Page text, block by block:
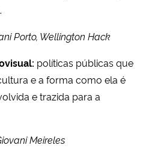
Porto, Wellington Hack
políticas públicas que
e a forma como ela é
e trazida para a
Meireles